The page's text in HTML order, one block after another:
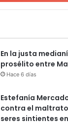
En la justa
prosélito entre
Hace 6 días
Estefanía
contra el
seres sintientes